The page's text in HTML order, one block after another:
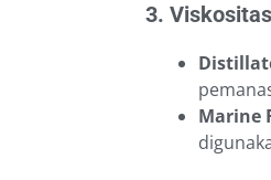
3. Viskositas
Marine